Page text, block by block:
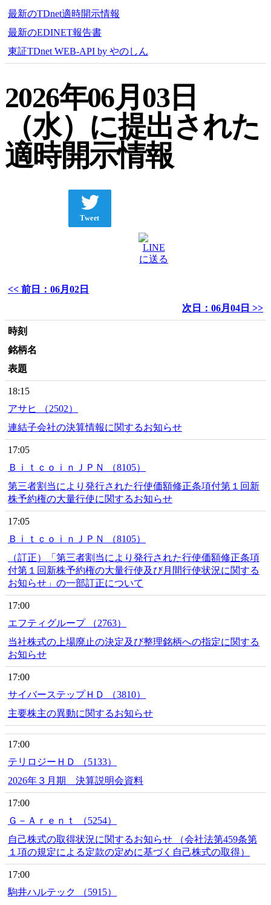
最新のTDnet適時開示情報
最新のEDINET報告書
東証TDnet WEB-API by やのしん
2026年06月03日
（水）に提出された
適時開示情報
Tweet
<< 前日：06月02日
次日：06月04日 >>
時刻
銘柄名
表題
18:15
アサヒ （2502）
連結子会社の決算情報に関するお知らせ
17:05
ＢｉｔｃｏｉｎＪＰＮ （8105）
第三者割当により発行された行使価額修正条項付第１回新
株予約権の大量行使に関するお知らせ
17:05
ＢｉｔｃｏｉｎＪＰＮ （8105）
（訂正）「第三者割当により発行された行使価額修正条項
付第１回新株予約権の大量行使及び月間行使状況に関する
お知らせ」の一部訂正について
17:00
エフティグループ （2763）
当社株式の上場廃止の決定及び整理銘柄への指定に関する
お知らせ
17:00
サイバーステップＨＤ （3810）
主要株主の異動に関するお知らせ
17:00
テリロジーＨＤ （5133）
2026年３月期 決算説明会資料
17:00
Ｇ－Ａｒｅｎｔ （5254）
自己株式の取得状況に関するお知らせ （会社法第459条第
１項の規定による定款の定めに基づく自己株式の取得）
17:00
駒井ハルテック （5915）